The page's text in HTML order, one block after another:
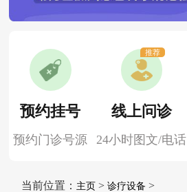
预约挂号
预约门诊号源
线上问诊
24小时图文/电话
推荐
当前位置： 主页> 诊疗设备 >